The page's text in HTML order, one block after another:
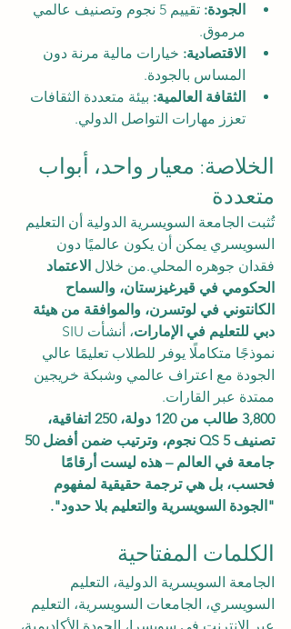
الجودة:
تقييم 5 نجوم وتصنيف عالمي
مرموق.
الاقتصادية: خيارات مالية مرنة دون
المساس بالجودة.
الثقافة العالمية: بيئة متعددة الثقافات
تعزز مهارات التواصل الدولي.
الخلاصة: معيار واحد، أبواب
متعددة
تُثبت الجامعة السويسرية الدولية أن التعليم
السويسري يمكن أن يكون عالميًا دون
فقدان جوهره المحلي.من خلال الاعتماد
الحكومي في قيرغيزستان، والسماح
الكانتوني في لوتسرن، والموافقة من هيئة
دبي للتعليم في الإمارات
نموذجًا متكاملًا يوفر للطلاب تعليمًا عالي
الجودة مع اعتراف عالمي وشبكة خريجين
ممتدة عبر القارات.
3,800 طالب من 120 دولة، 250 اتفاقية،
جامعة في العالم – هذه ليست أرقامًا
فحسب، بل هي ترجمة حقيقية لمفهوم
"الجودة السويسرية والتعليم بلا حدود".
الكلمات المفتاحية
الجامعة السويسرية الدولية، التعليم
السويسري، الجامعات السويسرية، التعليم